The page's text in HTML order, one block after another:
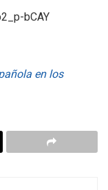
bCAY
en los